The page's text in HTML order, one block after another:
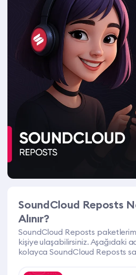
SoundCloud Reposts
Alınır?
SoundCloud Reposts
kişiye ulaşabilirsiniz. Aşağıdaki
kolayca SoundCloud Reposts